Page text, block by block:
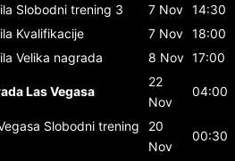
Slobodni trening 3 7 Nov 14:30
Kvalifikacije 7 Nov 18:00
Velika nagrada 8 Nov 17:00
Las Vegasa
22
Nov
04:00
Slobodni trening
20
Nov
00:30